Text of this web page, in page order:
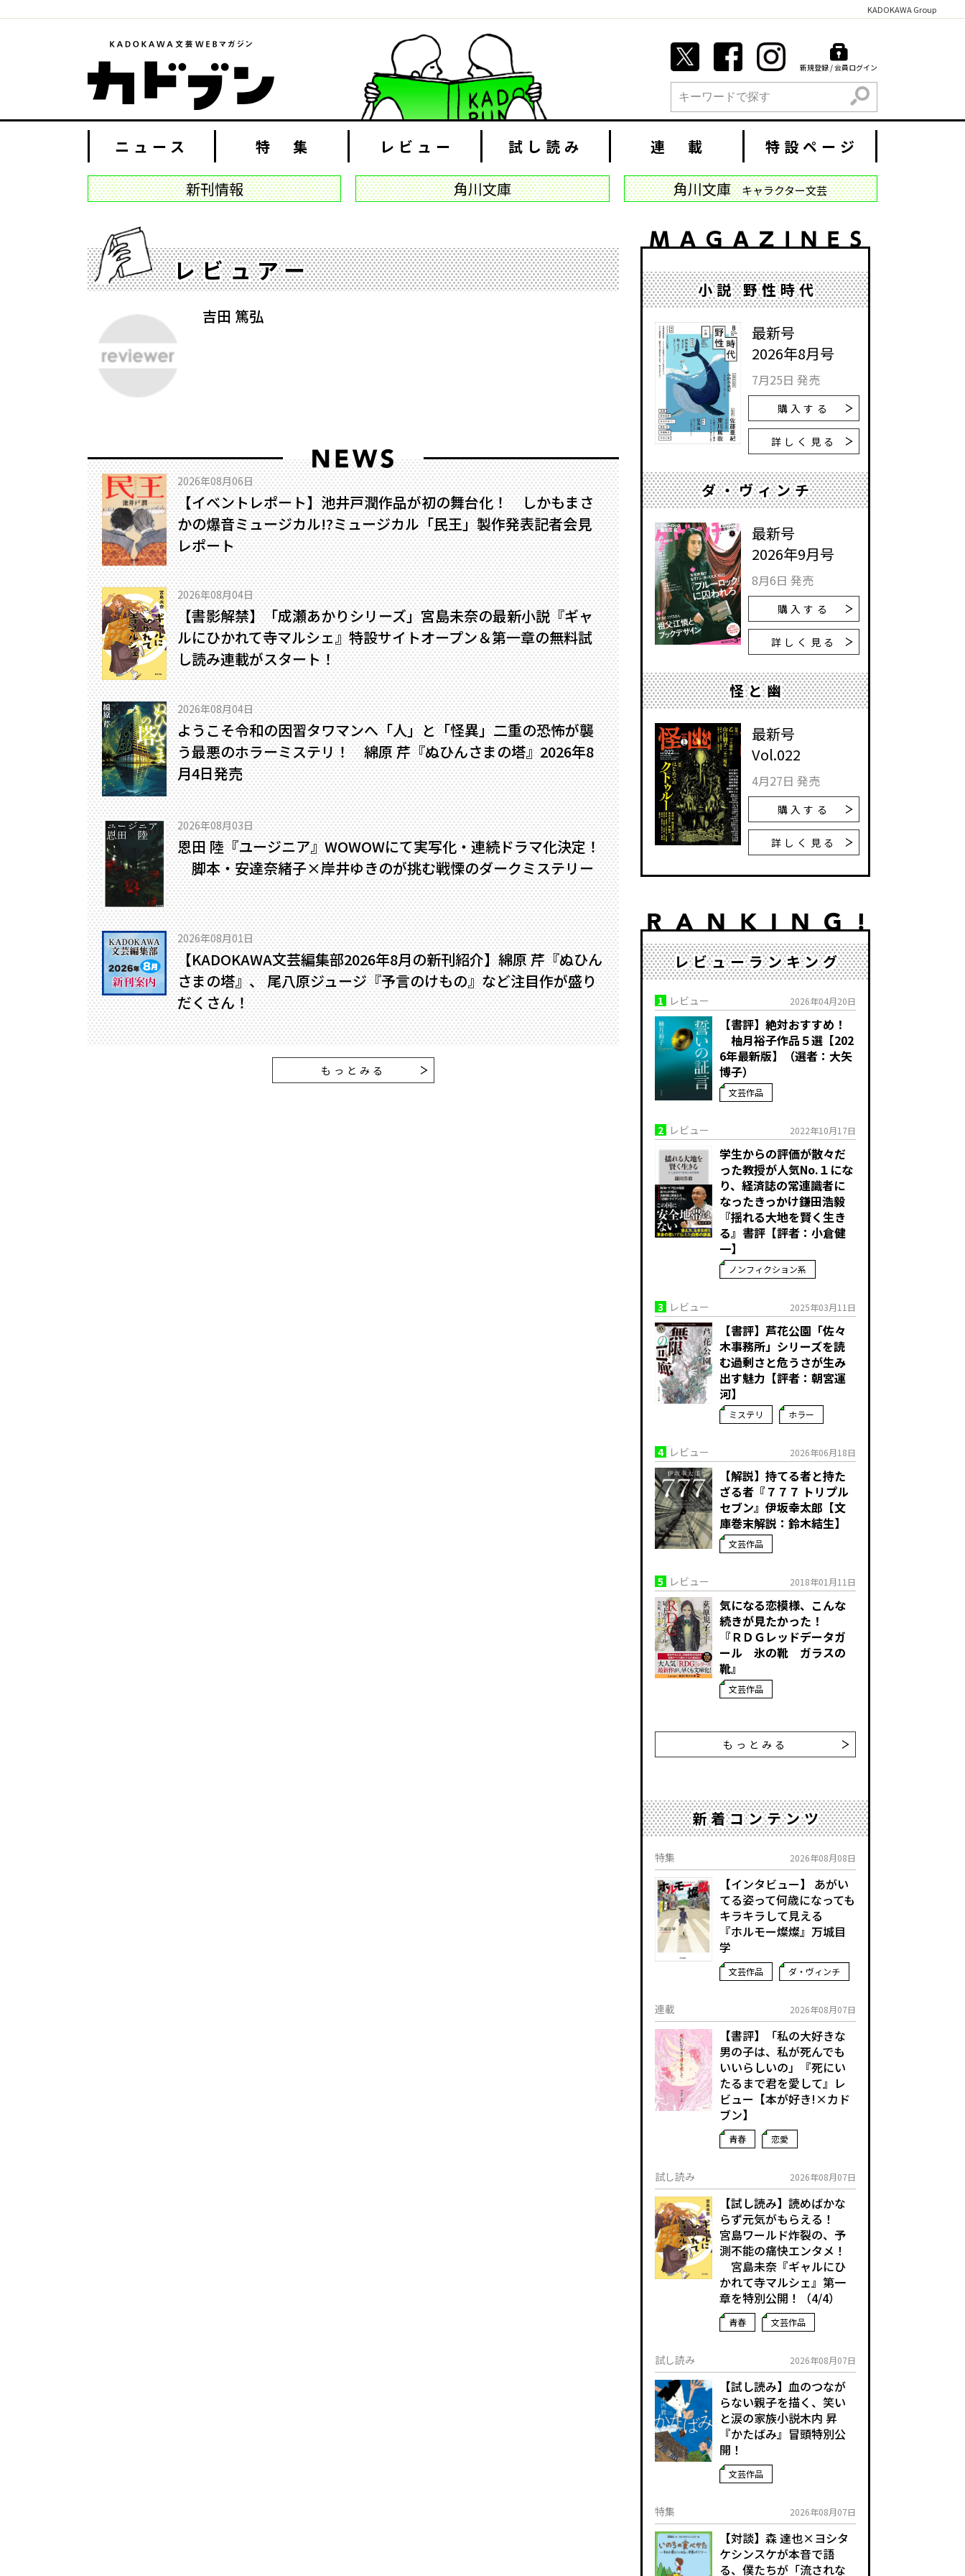
KADOKAWA Group
新規登録 / 会員ログイン
検索
ニュース 特 集 レビュー 試し読み 連 載 特設ページ
新刊情報 角川文庫 角川文庫 キャラクター文芸
レビュアー
吉田 篤弘
2026年08月06日
【イベントレポート】池井戸潤作品が初の舞台化！ しかもまさ
かの爆音ミュージカル!?――ミュージカル「民王」製作発表記者会見
レポート
2026年08月04日
【書影解禁】「成瀬あかりシリーズ」宮島未奈の最新小説『ギャ
ルにひかれて寺マルシェ』特設サイトオープン＆第一章の無料試
し読み連載がスタート！
2026年08月04日
ようこそ令和の因習タワマンへ――「人」と「怪異」二重の恐怖が襲
う最悪のホラーミステリ！ 綿原 芹『ぬひんさまの塔』2026年8
月4日発売
2026年08月03日
恩田 陸『ユージニア』WOWOWにて実写化・連続ドラマ化決定！
脚本・安達奈緒子×岸井ゆきのが挑む戦慄のダークミステリー
2026年08月01日
【KADOKAWA文芸編集部2026年8月の新刊紹介】綿原 芹『ぬひん
さまの塔』、 尾八原ジュージ『予言のけもの』など注目作が盛り
だくさん！
もっとみる
小説 野性時代
最新号
2026年8月号
7月25日 発売
購入する
詳しく見る
ダ・ヴィンチ
最新号
2026年9月号
8月6日 発売
購入する
詳しく見る
怪と幽
最新号
Vol.022
4月27日 発売
購入する
詳しく見る
レビューランキング
1 レビュー 2026年04月20日
【書評】絶対おすすめ！
柚月裕子作品５選【202
6年最新版】（選者：大矢
博子）
文芸作品
2 レビュー 2022年10月17日
学生からの評価が散々だ
った教授が人気No.１にな
り、経済誌の常連識者に
なったきっかけ――鎌田浩毅
『揺れる大地を賢く生き
る』書評【評者：小倉健
一】
ノンフィクション系
3 レビュー 2025年03月11日
【書評】芦花公園「佐々
木事務所」シリーズを読
む――過剰さと危うさが生み
出す魅力【評者：朝宮運
河】
ミステリ ホラー
4 レビュー 2026年06月18日
【解説】持てる者と持た
ざる者――『７７７ トリプル
セブン』伊坂幸太郎【文
庫巻末解説：鈴木結生】
文芸作品
5 レビュー 2018年01月11日
気になる恋模様、こんな
続きが見たかった！
『ＲＤＧレッドデータガ
ール 氷の靴 ガラスの
靴』
文芸作品
もっとみる
新着コンテンツ
特集 2026年08月08日
【インタビュー】 あがい
てる姿って何歳になっても
キラキラして見える
『ホルモー燦燦』万城目
学
文芸作品 ダ・ヴィンチ
連載 2026年08月07日
【書評】「私の大好きな
男の子は、私が死んでも
いいらしいの」――『死にい
たるまで君を愛して』レ
ビュー【本が好き!×カド
ブン】
青春 恋愛
試し読み 2026年08月07日
【試し読み】読めばかな
らず元気がもらえる！
宮島ワールド炸裂の、予
測不能の痛快エンタメ！
宮島未奈『ギャルにひ
かれて寺マルシェ』第一
章を特別公開！（4/4）
青春 文芸作品
試し読み 2026年08月07日
【試し読み】血のつなが
らない親子を描く、笑い
と涙の家族小説――木内 昇
『かたばみ』冒頭特別公
開！
文芸作品
特集 2026年08月07日
【対談】森 達也×ヨシタ
ケシンスケが本音で語
る、僕たちが「流されな